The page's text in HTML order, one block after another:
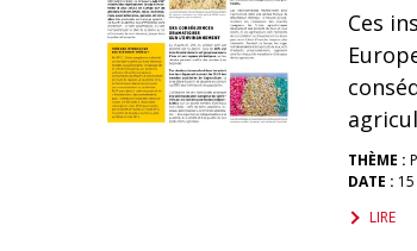
Ces
THÈME :
DATE :
LIRE